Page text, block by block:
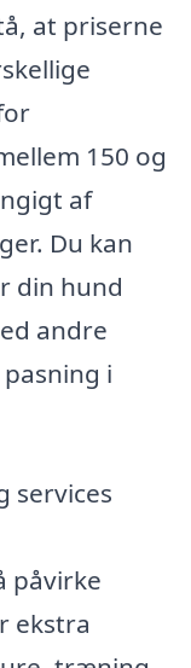
at priserne
150 og
af
Du kan
din hund
andre
i
services
påvirke
ekstra